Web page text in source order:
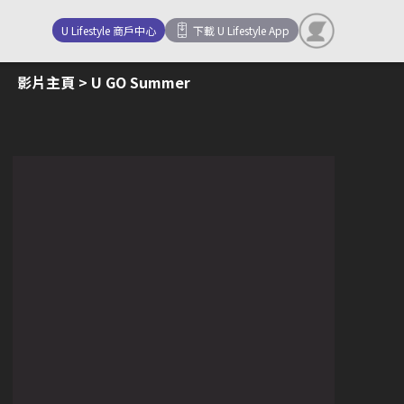
U Lifestyle 商戶中心 下載 U Lifestyle App
影片主頁 > U GO Summer